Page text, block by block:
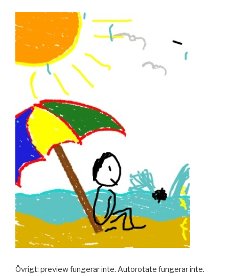
Övrigt: preview fungerar inte. Autorotate fungerar inte.